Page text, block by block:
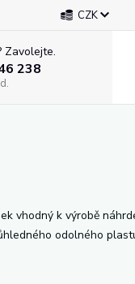
CZK
Zavolejte.
238
vhodný k výrobě
odolného